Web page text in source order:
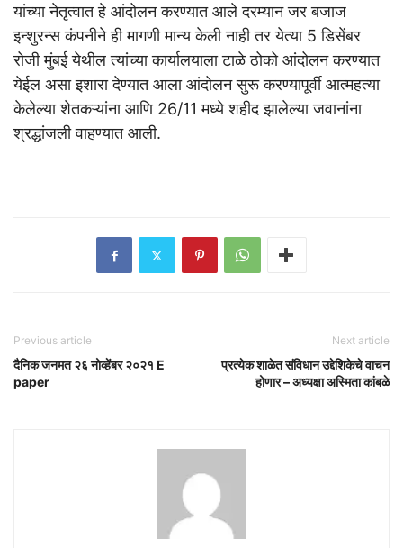
यांच्या नेतृत्वात हे आंदोलन करण्यात आले दरम्यान जर बजाज
इन्शुरन्स कंपनीने ही मागणी मान्य केली नाही तर येत्या 5 डिसेंबर
रोजी मुंबई येथील त्यांच्या कार्यालयाला टाळे ठोको आंदोलन करण्यात
येईल असा इशारा देण्यात आला आंदोलन सुरू करण्यापूर्वी आत्महत्या
केलेल्या शेतकऱ्यांना आणि 26/11 मध्ये शहीद झालेल्या जवानांना
श्रद्धांजली वाहण्यात आली.
Previous article
दैनिक जनमत २६ नोव्हेंबर २०२१ E
paper
Next article
प्रत्येक शाळेत संविधान उद्देशिकेचे वाचन
होणार – अध्यक्षा अस्मिता कांबळे